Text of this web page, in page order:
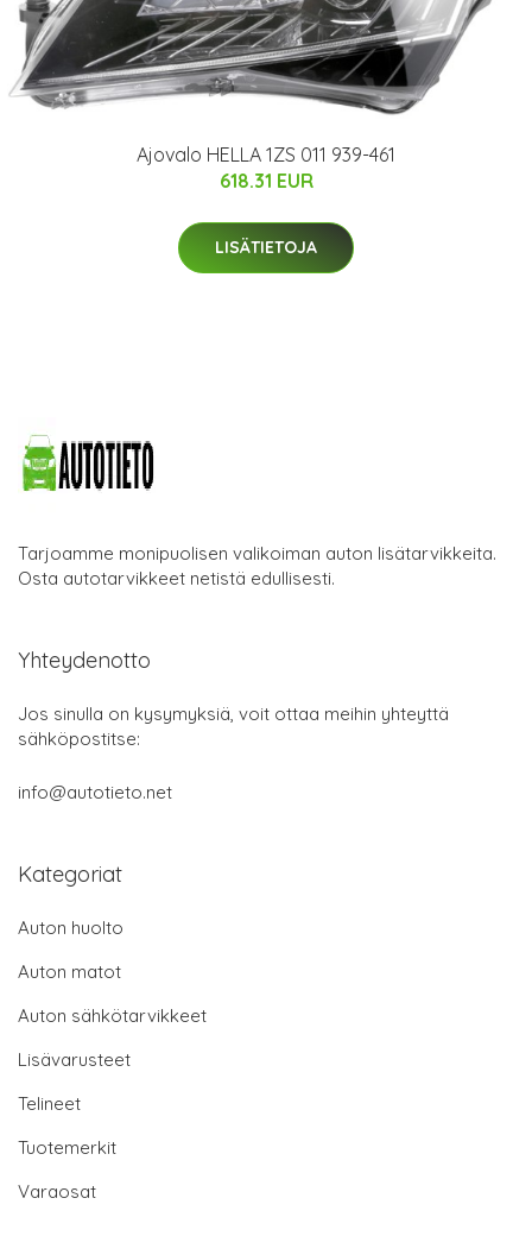
Ajovalo HELLA 1ZS 011 939-461
618.31 EUR
LISÄTIETOJA
Tarjoamme monipuolisen valikoiman auton lisätarvikkeita.
Osta autotarvikkeet netistä edullisesti.
Yhteydenotto
Jos sinulla on kysymyksiä, voit ottaa meihin yhteyttä
sähköpostitse:
info@autotieto.net
Kategoriat
Auton huolto
Auton matot
Auton sähkötarvikkeet
Lisävarusteet
Telineet
Tuotemerkit
Varaosat